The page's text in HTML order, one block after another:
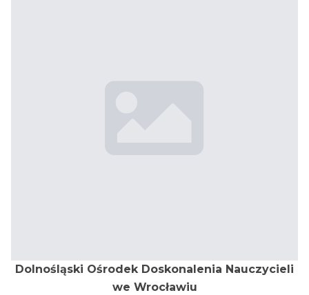
Dolnośląski Ośrodek Doskonalenia Nauczycieli
we Wrocławiu